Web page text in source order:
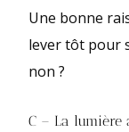
Une bonne
lever tôt pour
non ?
C – La lumière